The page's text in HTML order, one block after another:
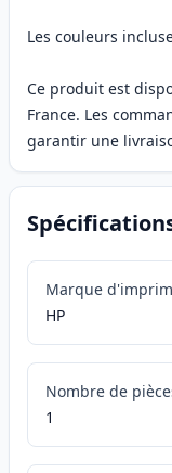
Les couleurs
Ce produit est
France. Les
garantir une
Marque
HP
Nombre de
1